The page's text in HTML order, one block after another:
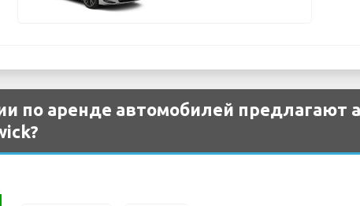
по аренде автомобилей предлагают